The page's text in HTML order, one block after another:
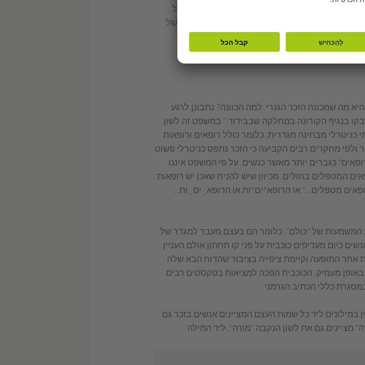
את דמם של אנשים – לא רק של גברים אלא גם של
בתיקונים סמנטיים שטחיים אלא בעיקר בנראות של
מה שמכונה הזכר הגנרי. למה הכוונה? נתבונן לרגע
בנגיף הקורונה במחלקה שבבידוד." במשפט זה לשון
כניטרלי מבחינה מגדרית, כלומר כולל רופאים ורופאות
מחקרים רבים הקביעה כי הזכר נתפס כניטרלי פשוט
כגברים יותר מאשר כנשים. על פי המשפט איננו
המטפלים בחולים. מכיוון שיש להניח שאכן יש רופאות
מטפלים..." או הרופא*ים*ות או הרופא_ים_ות...
המשמעות של "כולם", כלומר הם בעצם מעבר למגדר של
כיום מעדיפים כוכבית על פני קו תחתון אולם העניין
אחר התופעה וקיימת ציפייה בציבור שהדוח הבא שלה
לסוגיה זו באופן מעמיק. הכוכבית הפכה למציאות בטקסטים רבים
כללי הכתיב הגרמני.
במילונים ליד כל שמות העצם המציינים אנשים בזכר גם
מציינים גם את לשון הנקבה "מוֹרָה", ליד המילה